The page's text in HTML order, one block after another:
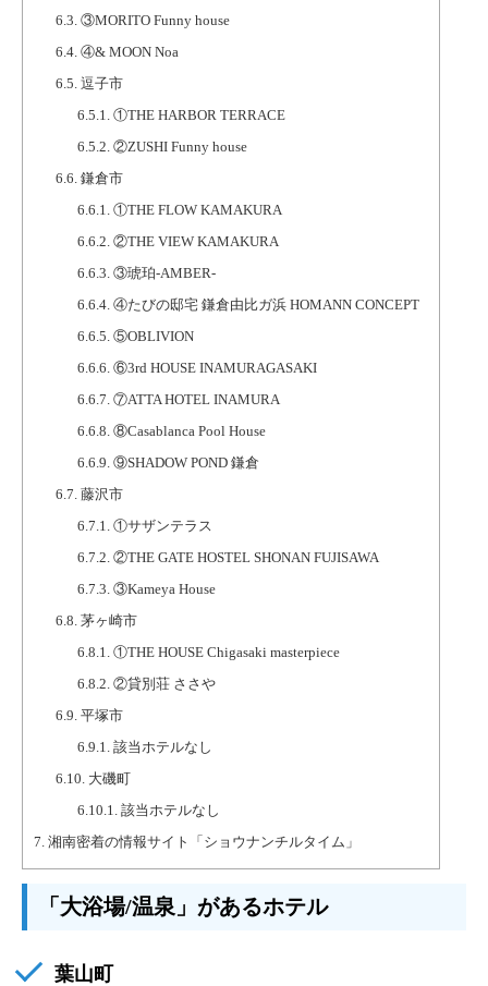
6.3.③MORITO Funny house
6.4.④& MOON Noa
6.5.逗子市
6.5.1.①THE HARBOR TERRACE
6.5.2.②ZUSHI Funny house
6.6.鎌倉市
6.6.1.①THE FLOW KAMAKURA
6.6.2.②THE VIEW KAMAKURA
6.6.3.③琥珀-AMBER-
6.6.4.④たびの邸宅 鎌倉由比ガ浜 HOMANN CONCEPT
6.6.5.⑤OBLIVION
6.6.6.⑥3rd HOUSE INAMURAGASAKI
6.6.7.⑦ATTA HOTEL INAMURA
6.6.8.⑧Casablanca Pool House
6.6.9.⑨SHADOW POND 鎌倉
6.7.藤沢市
6.7.1.①サザンテラス
6.7.2.②THE GATE HOSTEL SHONAN FUJISAWA
6.7.3.③Kameya House
6.8.茅ヶ崎市
6.8.1.①THE HOUSE Chigasaki masterpiece
6.8.2.②貸別荘 ささや
6.9.平塚市
6.9.1.該当ホテルなし
6.10.大磯町
6.10.1.該当ホテルなし
7. 湘南密着の情報サイト「ショウナンチルタイム」
「大浴場/温泉」があるホテル
葉山町